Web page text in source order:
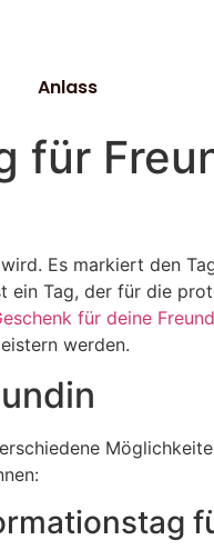
Anlass
für
Es markiert den
ein Tag, der für die
für deine
werden.